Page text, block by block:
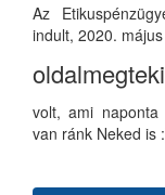
Az
indult, 2020.
volt, ami naponta
van ránk Neked is